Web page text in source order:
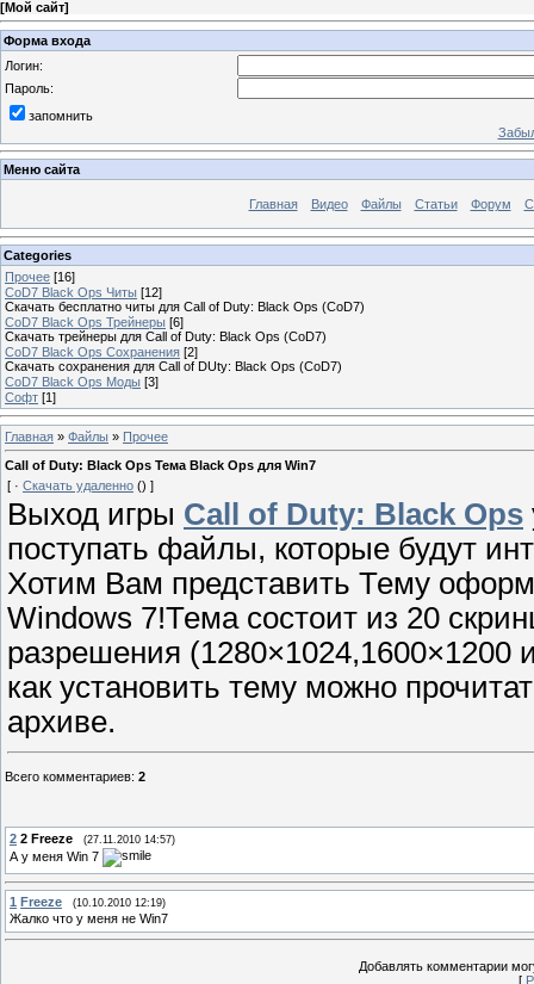
[Мой сайт]
Форма входа
Логин:
Пароль:
запомнить
Меню сайта
Главная Видео Файлы Статьи Форум
Categories
Прочее [16]
CoD7 Black Ops Читы [12]
Скачать бесплатно читы для Call of Duty: Black Ops (CoD7)
CoD7 Black Ops Трейнеры [6]
Скачать трейнеры для Call of Duty: Black Ops (CoD7)
CoD7 Black Ops Сохранения [2]
Скачать сохранения для Call of DUty: Black Ops (CoD7)
CoD7 Black Ops Моды [3]
Софт [1]
Главная » Файлы » Прочее
Call of Duty: Black Ops Тема Black Ops для Win7
[ · Скачать удаленно () ]
Выход игры Call of Duty: Black Ops
поступать файлы, которые будут
Хотим Вам представить Тему
Windows 7!Тема состоит из 20
разрешения (1280×1024,1600×1200
как установить тему можно
архиве.
Всего комментариев: 2
2 2 Freeze (27.11.2010 14:57)
А у меня Win 7
1 Freeze (10.10.2010 12:19)
Жалко что у меня не Win7
Добавлять комментарии
[